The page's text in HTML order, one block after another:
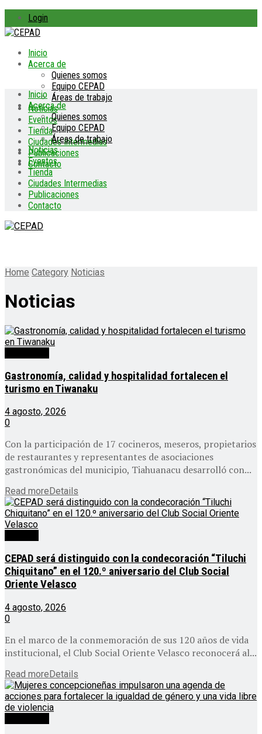
Login
Inicio
Acerca de
Quienes somos
Equipo CEPAD
Áreas de trabajo
Noticias
Eventos
Tienda
Ciudades Intermedias
Publicaciones
Contacto
Inicio
Acerca de
Quienes somos
Equipo CEPAD
Áreas de trabajo
Noticias
Eventos
Tienda
Ciudades Intermedias
Publicaciones
Contacto
Home Category Noticias
Noticias
Gastronomía, calidad y hospitalidad fortalecen el
turismo en Tiwanaku
4 agosto, 2026
0
Con la participación de 17 cocineros, meseros, propietarios
de restaurantes y representantes de asociaciones
gastronómicas del municipio, Tiahuanacu desarrolló con...
Read more Details
CEPAD será distinguido con la condecoración “Tiluchi
Chiquitano” en el 120.º aniversario del Club Social
Oriente Velasco
4 agosto, 2026
0
En el marco de la conmemoración de sus 120 años de vida
institucional, el Club Social Oriente Velasco reconocerá al...
Read moreDetails